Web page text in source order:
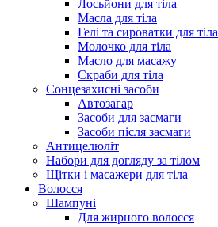
Лосьйони для тіла
Масла для тіла
Гелі та сироватки для тіла
Молочко для тіла
Масло для масажу
Скраби для тіла
Сонцезахисні засоби
Автозагар
Засоби для засмаги
Засоби після засмаги
Антицелюліт
Набори для догляду за тілом
Щітки і масажери для тіла
Волосся
Шампуні
Для жирного волосся